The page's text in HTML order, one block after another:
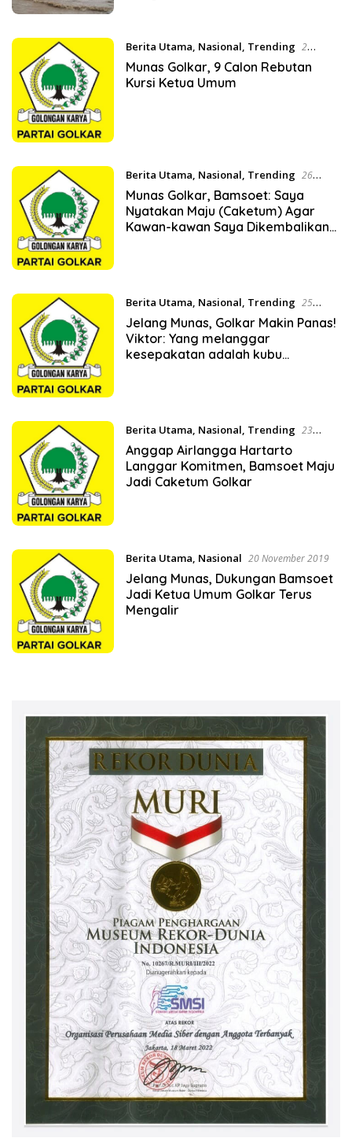
Berita Utama, Nasional, Trending 2
Desember 2019
Munas Golkar, 9 Calon Rebutan
Kursi Ketua Umum
Berita Utama, Nasional, Trending 26
November 2019
Munas Golkar, Bamsoet: Saya
Nyatakan Maju (Caketum) Agar
Kawan-kawan Saya Dikembalikan
Berita Utama, Nasional, Trending 25
November 2019
Jelang Munas, Golkar Makin Panas!
Viktor: Yang melanggar
kesepakatan adalah kubu
Berita Utama, Nasional, Trending 23
November 2019
Anggap Airlangga Hartarto
Langgar Komitmen, Bamsoet Maju
Jadi Caketum Golkar
Berita Utama, Nasional 20 November 2019
Jelang Munas, Dukungan Bamsoet
Jadi Ketua Umum Golkar Terus
Mengalir